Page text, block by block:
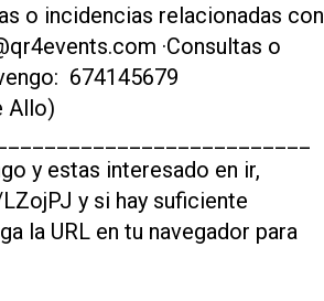
o incidencias relacionadas con
·Consultas o
674145679
Allo)
y estas interesado en ir,
y si hay suficiente
la URL en tu navegador para